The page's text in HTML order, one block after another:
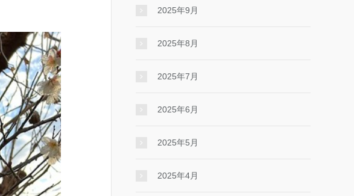
2025年9月
2025年8月
2025年7月
2025年6月
2025年5月
2025年4月